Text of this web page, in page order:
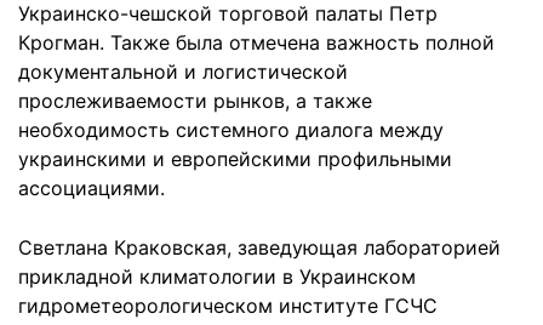
Украинско-чешской торговой палаты Петр
Крогман. Также была отмечена важность полной
документальной и логистической
прослеживаемости рынков, а также
необходимость системного диалога между
украинскими и европейскими профильными
ассоциациями.
Светлана Краковская, заведующая лабораторией
прикладной климатологии в Украинском
гидрометеорологическом институте ГСЧС